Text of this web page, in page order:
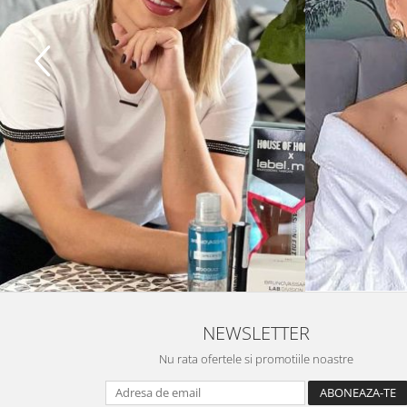
NEWSLETTER
Nu rata ofertele si promotiile noastre